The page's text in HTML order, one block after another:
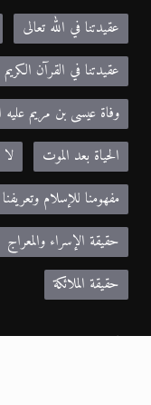
عقيدتنا في الله تعالى
عقيدتنا في القرآن الكريم
وفاة عيسى بن مريم عليه
الحياة بعد الموت
مفهومنا للإسلام
حقيقة الإسراء والمعراج
حقيقة الملائكة